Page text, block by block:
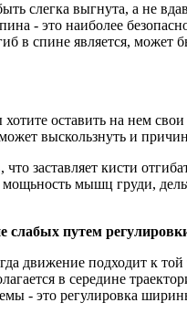
слегка выгнута, а не
- это наиболее
в спине является,
оставить на нем
выскользнуть и
заставляет кисти
мышц груди,
путем
движение подходит к той
в середине
- это регулировка